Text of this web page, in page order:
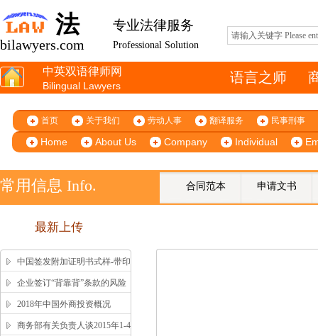
法 专业法律服务
Professional Solution
bilawyers.com
中英双语律师网
Bilingual Lawyers
语言之师
首页 关于我们 劳动人事 翻译服务 民事刑事
Home About Us Company Individual
合同范本 申请文书
常用信息 Info.
最新上传
中国签发附加证明书式样-带印
鉴、签字版本 China Apostille
Sample
企业签订“背靠背”条款的风险
提示
2018年中国外商投资概况
商务部有关负责人谈2015年1-4